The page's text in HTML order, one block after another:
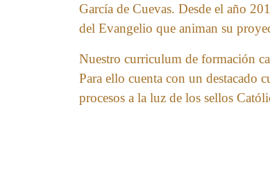
García de Cuevas. Desde el año
del Evangelio que animan su
Nuestro curriculum de formación
Para ello cuenta con un destacado
procesos a la luz de los sellos